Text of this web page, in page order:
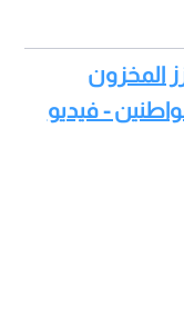
المخزون
- فيديو